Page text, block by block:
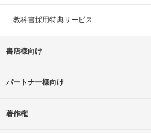
教科書採用特典サービス
書店様向け
パートナー様向け
著作権